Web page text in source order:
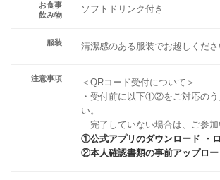
お食事
飲み物
ソフトドリンク付き
服装 清潔感のある服装でお越しくださ
注意事項
＜QRコード受付について＞
・受付前に以下①②をご対応のう
い。
完了していない場合は、ご参加
①公式アプリのダウンロード ・
②本人確認書類の事前アップロー